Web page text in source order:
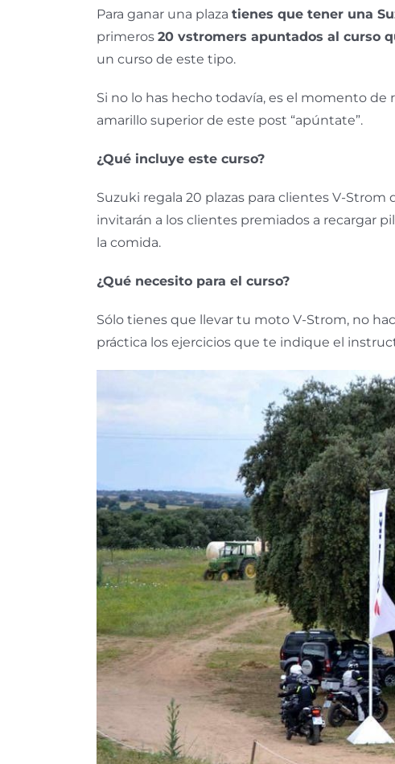
Para ganar una plaza tienes que tener una
primeros 20 vstromers apuntados al curso
un curso de este tipo.
Si no lo has hecho todavía, es el momento
amarillo superior de este post “apúntate”.
¿Qué incluye este curso?
Suzuki regala 20 plazas para clientes V-
invitarán a los clientes premiados a recargar
la comida.
¿Qué necesito para el curso?
Sólo tienes que llevar tu moto V-Strom, no
práctica los ejercicios que te indique el